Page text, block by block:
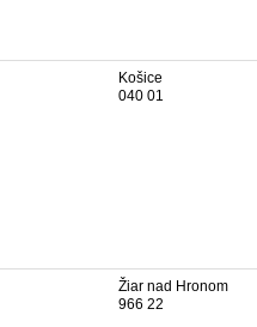
Košice
040 01
Žiar nad Hronom
966 22